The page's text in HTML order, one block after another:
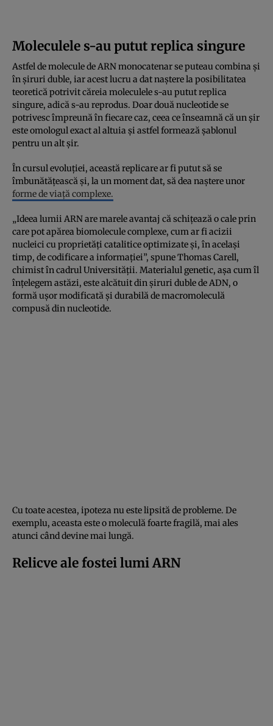
Moleculele s-au putut replica singure
Astfel de molecule de ARN monocatenar se puteau combina și
în șiruri duble, iar acest lucru a dat naștere la posibilitatea
teoretică potrivit căreia moleculele s-au putut replica
singure, adică s-au reprodus. Doar două nucleotide se
potrivesc împreună în fiecare caz, ceea ce înseamnă că un șir
este omologul exact al altuia și astfel formează șablonul
pentru un alt șir.
În cursul evoluției, această replicare ar fi putut să se
îmbunătățească și, la un moment dat, să dea naștere unor
forme de viață complexe.
„Ideea lumii ARN are marele avantaj că schițează o cale prin
care pot apărea biomolecule complexe, cum ar fi acizii
nucleici cu proprietăți catalitice optimizate și, în același
timp, de codificare a informației”, spune Thomas Carell,
chimist în cadrul Universității. Materialul genetic, așa cum îl
înțelegem astăzi, este alcătuit din șiruri duble de ADN, o
formă ușor modificată și durabilă de macromoleculă
compusă din nucleotide.
Cu toate acestea, ipoteza nu este lipsită de probleme. De
exemplu, aceasta este o moleculă foarte fragilă, mai ales
atunci când devine mai lungă.
Relicve ale fostei lumi ARN